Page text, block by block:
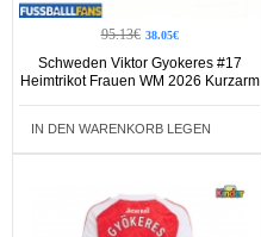
95.13€ 38.05€
Schweden Viktor Gyokeres #17
Heimtrikot Frauen WM 2026 Kurzarm
IN DEN WARENKORB LEGEN